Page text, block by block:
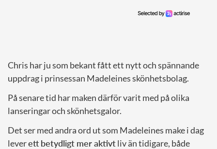
Chris har ju som bekant fått ett nytt och spännande
uppdrag i prinsessan Madeleines skönhetsbolag.
På senare tid har maken därför varit med på olika
lanseringar och skönhetsgalor.
Det ser med andra ord ut som Madeleines make i dag
leverett betydligt mer aktivtliv än tidigare, både